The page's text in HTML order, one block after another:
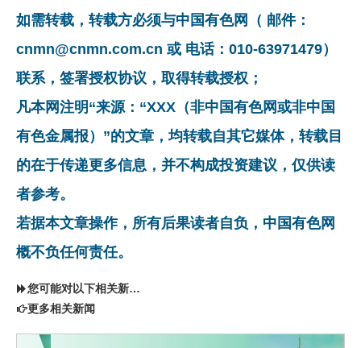
如需转载，转载方必须与中国有色网（ 邮件：
cnmn@cnmn.com.cn 或 电话：010-63971479）
联系，签署授权协议，取得转载授权；
凡本网注明“来源：“XXX（非中国有色网或非中国
有色金属报）”的文章，均转载自其它媒体，转载目
的在于传递更多信息，并不构成投资建议，仅供读
者参考。
若据本文章操作，所有后果读者自负，中国有色网
概不负任何责任。
您可能对以下相关新闻同样感兴趣
更多相关新闻